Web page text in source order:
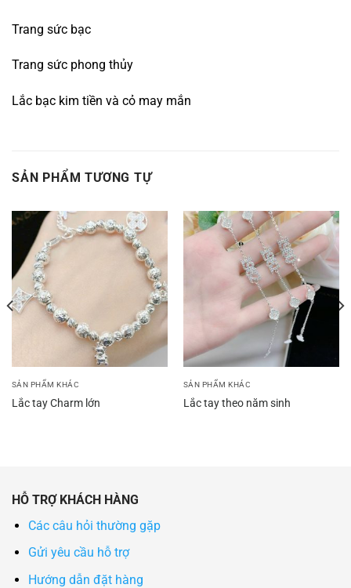
Trang sức bạc
Trang sức phong thủy
Lắc bạc kim tiền và cỏ may mắn
SẢN PHẨM TƯƠNG TỰ
SẢN PHẨM KHÁC
Lắc tay Charm lớn
SẢN PHẨM KHÁC
Lắc tay theo năm sinh
HỖ TRỢ KHÁCH HÀNG
Các câu hỏi thường gặp
Gửi yêu cầu hỗ trợ
Hướng dẫn đặt hàng